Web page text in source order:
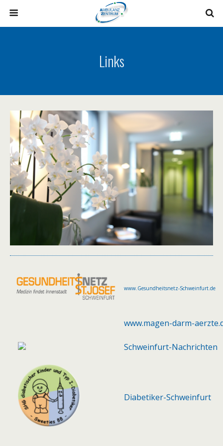
Links
www.Gesundheitsnetz-Schweinfurt.de
www.magen-darm-
Schweinfurt-Nachrichten
Diabetiker-Schweinfurt